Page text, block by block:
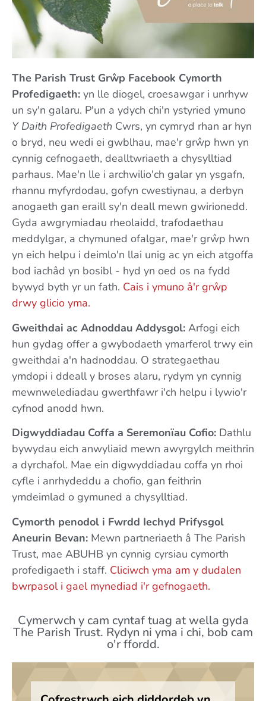
The Parish Trust Grŵp Facebook Cymorth
Profedigaeth: yn lle diogel, croesawgar i unrhyw
un sy'n galaru. P'un a ydych chi'n ystyried ymuno
Y Daith Profedigaeth Cwrs, yn cymryd rhan ar hyn
o bryd, neu wedi ei gwblhau, mae'r grŵp hwn yn
cynnig cefnogaeth, dealltwriaeth a chysylltiad
parhaus. Mae'n lle i archwilio'ch galar yn ysgafn,
rhannu myfyrdodau, gofyn cwestiynau, a derbyn
anogaeth gan eraill sy'n deall mewn gwirionedd.
Gyda awgrymiadau rheolaidd, trafodaethau
meddylgar, a chymuned ofalgar, mae'r grŵp hwn
yn eich helpu i deimlo'n llai unig ac yn eich atgoffa
bod iachâd yn bosibl - hyd yn oed os na fydd
bywyd byth yr un fath. Cais i ymuno â'r grŵp
drwy glicio yma.
Gweithdai ac Adnoddau Addysgol: Arfogi eich
hun gydag offer a gwybodaeth ymarferol trwy ein
gweithdai a'n hadnoddau. O strategaethau
ymdopi i ddeall y broses alaru, rydym yn cynnig
mewnwelediadau gwerthfawr i'ch helpu i lywio'r
cyfnod anodd hwn.
Digwyddiadau Coffa a Seremonïau Cofio: Dathlu
bywydau eich anwyliaid mewn awyrgylch meithrin
a dyrchafol. Mae ein digwyddiadau coffa yn rhoi
cyfle i anrhydeddu a chofio, gan feithrin
ymdeimlad o gymuned a chysylltiad.
Cymorth penodol i Fwrdd Iechyd Prifysgol
Aneurin Bevan: Mewn partneriaeth â The Parish
Trust, mae ABUHB yn cynnig cyrsiau cymorth
profedigaeth i staff. Cliciwch yma am y dudalen
bwrpasol i gael mynediad i'r gefnogaeth.
Cymerwch y cam cyntaf tuag at wella gyda
The Parish Trust. Rydyn ni yma i chi, bob cam
o'r ffordd.